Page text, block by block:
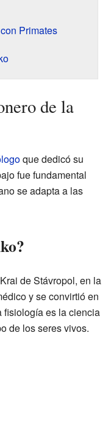
Primates
de la
que dedicó su
fue fundamental
se adapta a las
de Stávropol, en la
y se convirtió en
fisiología es la ciencia
de los seres vivos.